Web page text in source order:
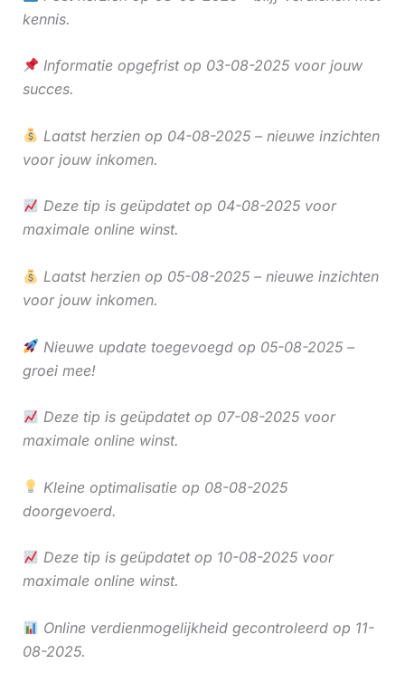
kennis.
Informatie opgefrist op 03-08-2025 voor jouw
succes.
Laatst herzien op 04-08-2025 – nieuwe inzichten
voor jouw inkomen.
Deze tip is geüpdatet op 04-08-2025 voor
maximale online winst.
Laatst herzien op 05-08-2025 – nieuwe inzichten
voor jouw inkomen.
Nieuwe update toegevoegd op 05-08-2025 –
groei mee!
Deze tip is geüpdatet op 07-08-2025 voor
maximale online winst.
Kleine optimalisatie op 08-08-2025
doorgevoerd.
Deze tip is geüpdatet op 10-08-2025 voor
maximale online winst.
Online verdienmogelijkheid gecontroleerd op 11-
08-2025.